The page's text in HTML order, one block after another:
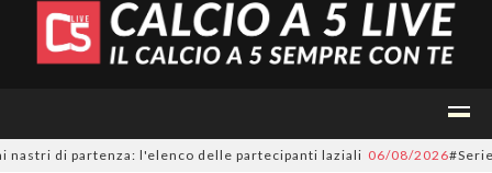
di partenza: l'elenco delle partecipanti laziali 06/08/2026